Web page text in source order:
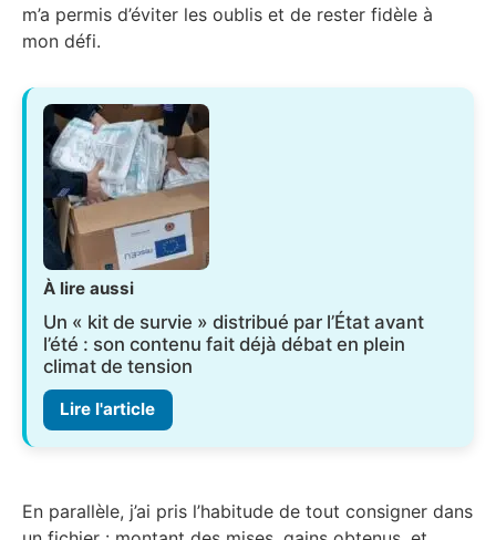
m’a permis d’éviter les oublis et de rester fidèle à
mon défi.
À lire aussi
Un « kit de survie » distribué par l’État avant
l’été : son contenu fait déjà débat en plein
climat de tension
Lire l'article
En parallèle, j’ai pris l’habitude de tout consigner dans